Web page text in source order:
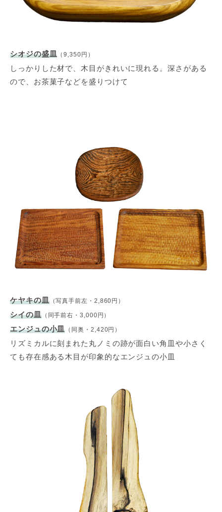
シオジの盛皿 （9,350円）
しっかりした材で、木目がきれいに現れる。深さがある
ので、お茶菓子などを盛りつけて
ケヤキの皿（写真手前左・2,860円）
シイの皿（同手前右・3,000円）
エンジュの小皿 （同奥・2,420円）
リズミカルに刻まれた丸ノミの跡が面白い角皿や小さく
ても存在感ある木目が印象的なエンジュの小皿